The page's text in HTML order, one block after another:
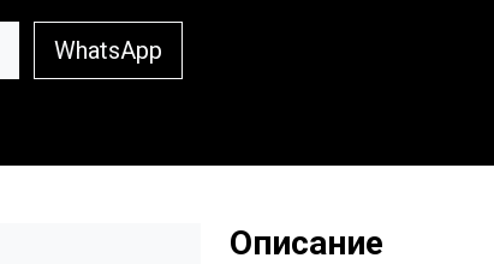
WhatsApp
Описание